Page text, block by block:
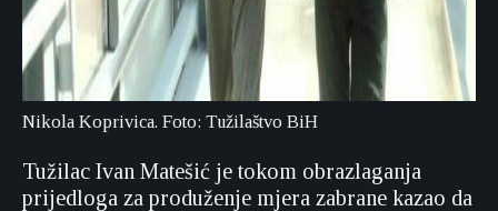
Nikola Koprivica. Foto: Tužilaštvo BiH
Tužilac Ivan Matešić je tokom obrazlaganja
prijedloga za produženje mjera zabrane kazao da